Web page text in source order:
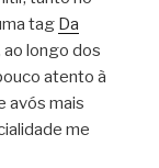
tag Da
ao longo dos
atento à
avós mais
me